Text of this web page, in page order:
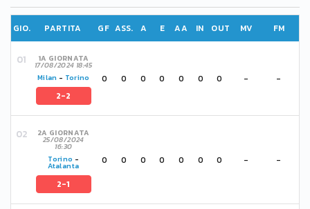
GIO. PARTITA GF ASS. A E AA IN OUT MV FM
1A GIORNATA
17/08/2024 18:45
Milan - Torino
2-2
0 0 0 0 0 0 0 - -
2A GIORNATA
25/08/2024
16:30
Torino -
Atalanta
2-1
0 0 0 0 0 0 0 - -